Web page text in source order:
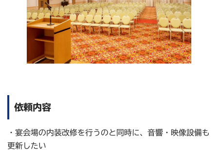
依頼内容
・宴会場の内装改修を行うのと同時に、音響・映像設備も
更新したい